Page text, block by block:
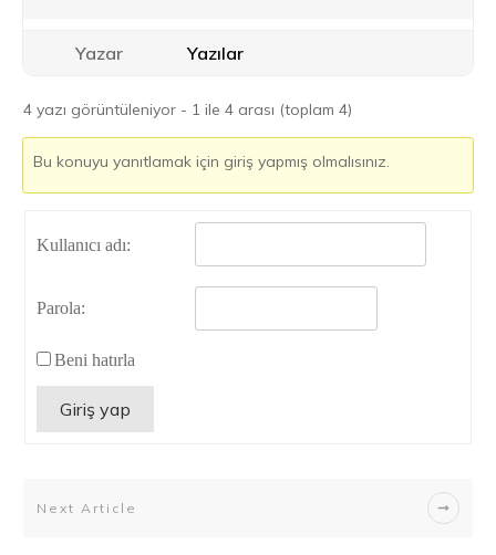
Yazar Yazılar
4 yazı görüntüleniyor - 1 ile 4 arası (toplam 4)
Bu konuyu yanıtlamak için giriş yapmış olmalısınız.
Kullanıcı adı:
Parola:
Beni hatırla
Giriş yap
Next Article